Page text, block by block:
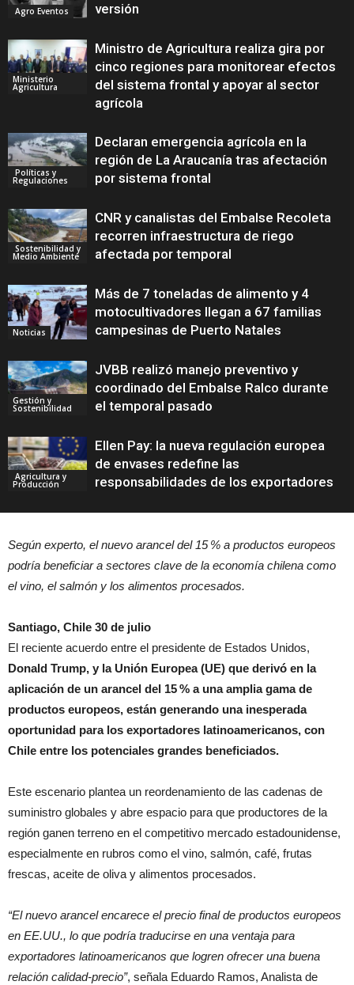
Agro Eventos
versión
Ministerio
Agricultura
Ministro de Agricultura realiza gira por
cinco regiones para monitorear efectos
del sistema frontal y apoyar al sector
agrícola
Políticas y
Regulaciones
Declaran emergencia agrícola en la
región de La Araucanía tras afectación
por sistema frontal
Sostenibilidad y
Medio Ambiente
CNR y canalistas del Embalse Recoleta
recorren infraestructura de riego
afectada por temporal
Noticias
Más de 7 toneladas de alimento y 4
motocultivadores llegan a 67 familias
campesinas de Puerto Natales
Gestión y
Sostenibilidad
JVBB realizó manejo preventivo y
coordinado del Embalse Ralco durante
el temporal pasado
Agricultura y
Producción
Ellen Pay: la nueva regulación europea
de envases redefine las
responsabilidades de los exportadores
Según experto, el nuevo arancel del 15 % a productos europeos
podría beneficiar a sectores clave de la economía chilena como
el vino, el salmón y los alimentos procesados.
Santiago, Chile 30 de julio
El reciente acuerdo entre el presidente de Estados Unidos,
Donald Trump, y la Unión Europea (UE) que derivó en la
aplicación de un arancel del 15 % a una amplia gama de
productos europeos, están generando una inesperada
oportunidad para los exportadores latinoamericanos, con
Chile entre los potenciales grandes beneficiados.
Este escenario plantea un reordenamiento de las cadenas de
suministro globales y abre espacio para que productores de la
región ganen terreno en el competitivo mercado estadounidense,
especialmente en rubros como el vino, salmón, café, frutas
frescas, aceite de oliva y alimentos procesados.
“El nuevo arancel encarece el precio final de productos europeos
en EE.UU., lo que podría traducirse en una ventaja para
exportadores latinoamericanos que logren ofrecer una buena
relación calidad-precio”, señala Eduardo Ramos, Analista de